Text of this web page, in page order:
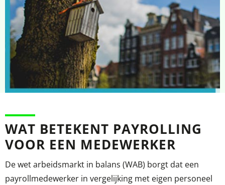
WAT BETEKENT PAYROLLING
VOOR EEN MEDEWERKER
De wet arbeidsmarkt in balans (WAB) borgt dat een
payrollmedewerker in vergelijking met eigen personeel